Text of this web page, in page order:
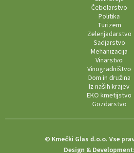
Čebelarstvo
Politika
Turizem
Zelenjadarstvo
Sadjarstvo
Mehanizacija
Vinarstvo
Vinogradništvo
Dom in družina
Iz naših krajev
EKO kmetijstvo
Gozdarstvo
© Kmečki Glas d.o.o. Vse
Design & Development: